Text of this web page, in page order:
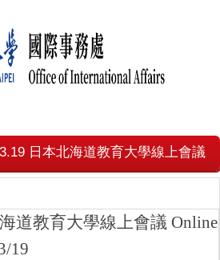
日本北海道教育大學線上會議
道教育大學線上會議
19